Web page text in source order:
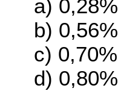
a) 0,28%
b) 0,56%
c) 0,70%
d) 0,80%